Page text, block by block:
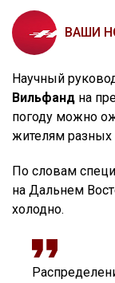
ВАШИ
Научный
Вильфанд на
погоду можно
жителям разных
По словам
на Дальнем
холодно.